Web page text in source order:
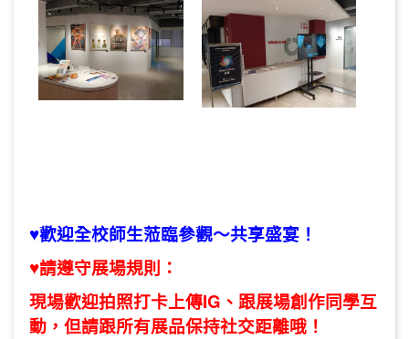
♥歡迎全校師生蒞臨參觀～共享盛宴！
♥請遵守展場規則：
現場歡迎拍照打卡上傳IG、跟展場創作同學互
動，但請跟所有展品保持社交距離哦！